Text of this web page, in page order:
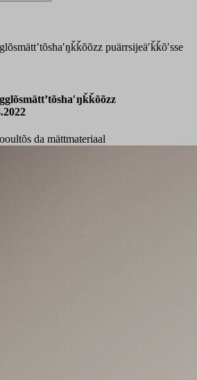
puärrsijeäʹǩǩõʹsse
da mättmateriaal